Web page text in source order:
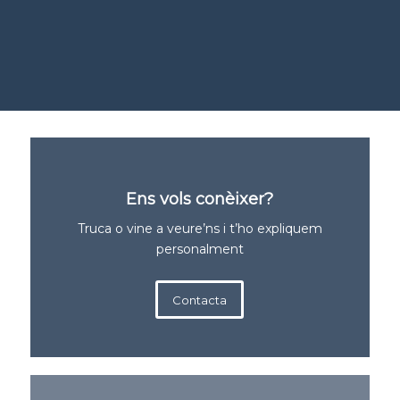
Ens vols conèixer?
Truca o vine a veure’ns i t’ho expliquem
personalment
Contacta